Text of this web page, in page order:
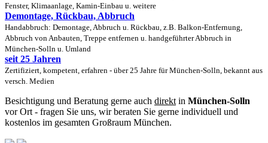
Fenster, Klimaanlage, Kamin-Einbau u. weitere
Demontage, Rückbau, Abbruch
Handabbruch: Demontage, Abbruch u. Rückbau, z.B. Balkon-Entfernung,
Abbruch von Anbauten, Treppe entfernen u. handgeführter Abbruch in
München-Solln u. Umland
seit 25 Jahren
Zertifiziert, kompetent, erfahren - über 25 Jahre für München-Solln, bekannt aus
versch. Medien
Besichtigung und Beratung gerne auch direkt in München-Solln
vor Ort - fragen Sie uns, wir beraten Sie gerne individuell und
kostenlos im gesamten Großraum München.